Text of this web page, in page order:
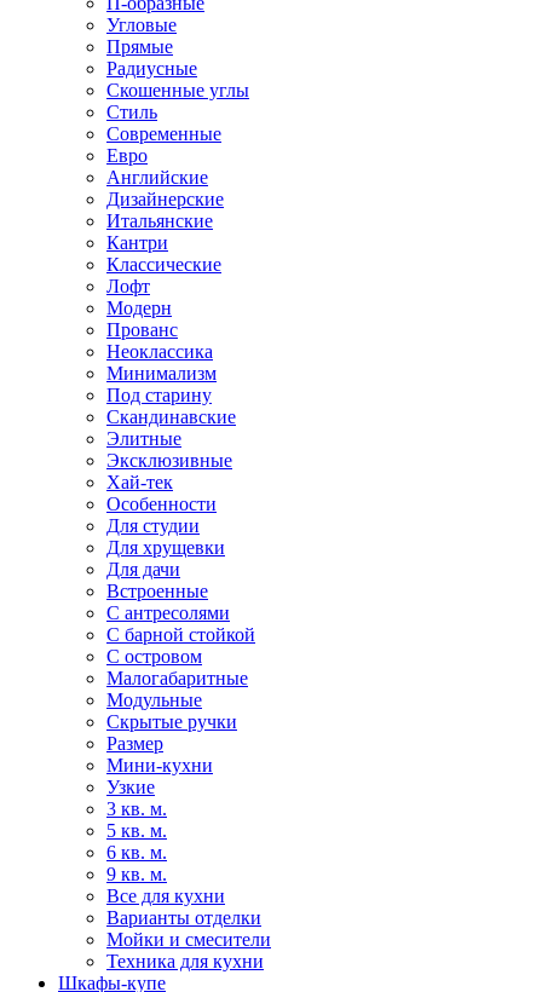
Угловые
Прямые
Радиусные
Скошенные углы
Стиль
Современные
Евро
Английские
Дизайнерские
Итальянские
Кантри
Классические
Лофт
Модерн
Прованс
Неоклассика
Минимализм
Под старину
Скандинавские
Элитные
Эксклюзивные
Хай-тек
Особенности
Для студии
Для хрущевки
Для дачи
Встроенные
С антресолями
С барной стойкой
С островом
Малогабаритные
Модульные
Скрытые ручки
Размер
Мини-кухни
Узкие
3 кв. м.
5 кв. м.
6 кв. м.
9 кв. м.
Все для кухни
Варианты отделки
Мойки и смесители
Техника для кухни
Шкафы-купе